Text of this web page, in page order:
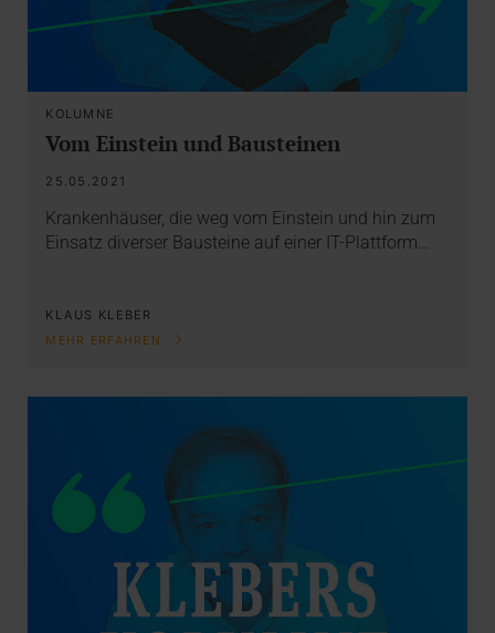
KOLUMNE
Vom Einstein und Bausteinen
25.05.2021
Krankenhäuser, die weg vom Einstein und hin zum
Einsatz diverser Bausteine auf einer IT-Plattform…
KLAUS KLEBER
MEHR ERFAHREN